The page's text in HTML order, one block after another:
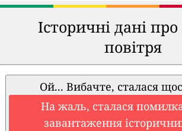
Історичні дані про
повітря
Ой... Вибачте, сталася
На жаль, сталася
завантаження